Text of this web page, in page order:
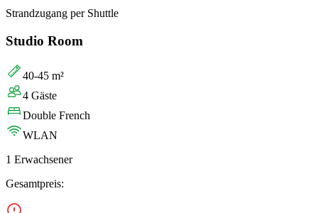
Strandzugang per Shuttle
Studio Room
40-45 m²
4 Gäste
Double French
WLAN
1 Erwachsener
Gesamtpreis: